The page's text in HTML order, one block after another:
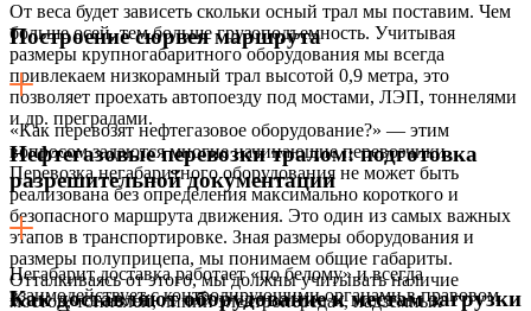
От веса будет зависеть скольки осный трал мы поставим. Чем
больше осей, тем больше грузоподъемность. Учитывая
размеры крупногабаритного оборудования мы всегда
привлекаем низкорамный трал высотой 0,9 метра, это
позволяет проехать автопоезду под мостами, ЛЭП, тоннелями
и др. преградами.
Построение сюрвея маршрута
«Как перевозят нефтегазовое оборудование?» — этим
вопросом задаются многие начинающие перевозчики.
Перевозка негабаритного оборудования не может быть
реализована без определения максимально короткого и
безопасного маршрута движения. Это один из самых важных
этапов в транспортировке. Зная размеры оборудования и
размеры полуприцепа, мы понимаем общие габариты.
Отталкиваясь от этого, мы должны учитывать наличие
мостов, тоннелей, линий электропередач, надземных
Нефтегазовые перевозки тралом: подготовка
разрешительной документации
Негабарит доставка работает «по белому» и всегда
взаимодействует с контролирующими органами в правовом
Как доставляют оборудование к местам загрузки